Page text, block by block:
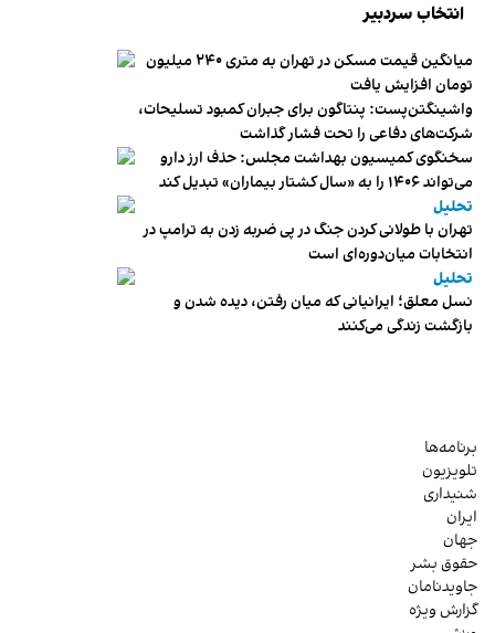
انتخاب سردبیر
میانگین قیمت مسکن در تهران به متری ۲۴۰ میلیون
تومان افزایش یافت
واشینگتن‌پست: پنتاگون برای جبران کمبود تسلیحات،
شرکت‌های دفاعی را تحت فشار گذاشت
سخنگوی کمیسیون بهداشت مجلس: حذف ارز دارو
می‌تواند ۱۴۰۶ را به «سال کشتار بیماران» تبدیل کند
تحلیل
تهران با طولانی کردن جنگ در پی ضربه زدن به ترامپ در
انتخابات میان‌دوره‌ای است
تحلیل
نسل معلق؛ ایرانیانی که میان رفتن، دیده شدن و
بازگشت زندگی می‌کنند
برنامه‌ها
تلویزیون
شنیداری
ایران
جهان
حقوق بشر
جاویدنامان
گزارش ویژه